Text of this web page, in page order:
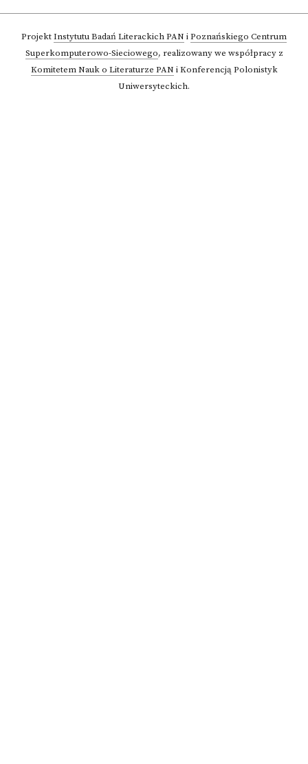
ProjektInstytutu Badań Literackich PAN iPoznańskiego Centrum
Superkomputerowo-Sieciowego, realizowany we współpracy z
Komitetem Nauk o Literaturze PAN i Konferencją Polonistyk
Uniwersyteckich.